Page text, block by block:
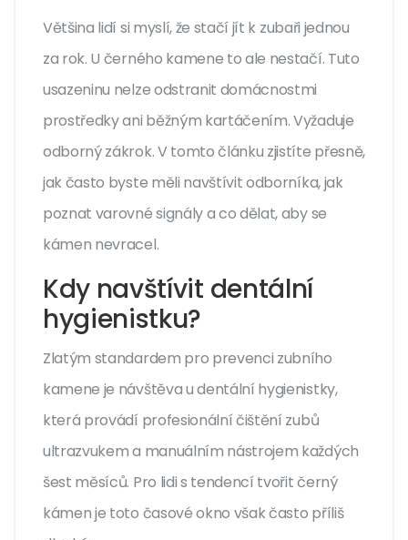
Většina lidí si myslí, že stačí jít k zubaři jednou
za rok. U černého kamene to ale nestačí. Tuto
usazeninu nelze odstranit domácnostmi
prostředky ani běžným kartáčením. Vyžaduje
odborný zákrok. V tomto článku zjistíte přesně,
jak často byste měli navštívit odborníka, jak
poznat varovné signály a co dělat, aby se
kámen nevracel.
Kdy navštívit dentální
hygienistku?
Zlatým standardem pro prevenci zubního
kamene je návštěva udentální hygienistky,
která provádí profesionální čištění zubů
ultrazvukem a manuálním nástrojem každých
šest měsíců. Pro lidi s tendencí tvořit černý
kámen je toto časové okno však často příliš